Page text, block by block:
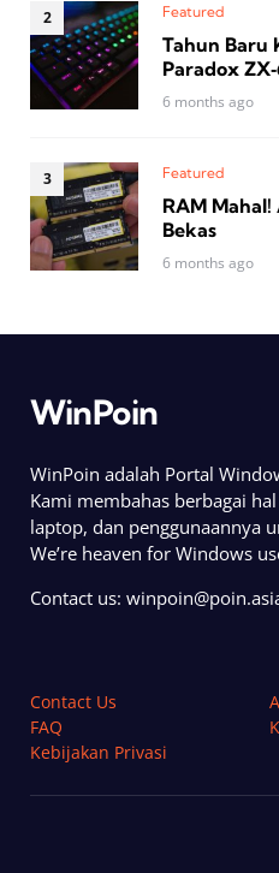
Featured
Tahun Baru
Paradox
6 months ago
Featured
RAM
Bekas
6 months ago
WinPoin
WinPoin adalah Portal
Kami membahas berbagai
laptop, dan penggunaannya
We’re heaven for Windows
Contact us:
Contact Us
FAQ
Kebijakan Privasi